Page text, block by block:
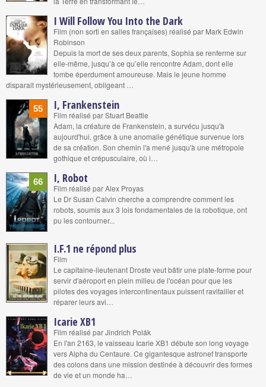
I Will Follow You Into the Dark
Film (non sorti en salles françaises) réalisé par Mark Edwin
Robinson
Depuis la mort de ses deux parents, Sophia se renferme sur
elle-même, jusqu’à ce qu’elle rencontre Adam, dont elle
tombe éperdument amoureuse. Mais le jeune homme
disparait mystérieusement, obligeant …
55 I, Frankenstein
Film réalisé par Stuart Beattie
Adam, la créature de Frankenstein, a survécu jusqu'à
aujourd'hui, grâce à une anomalie génétique survenue lors
de sa création. Son chemin l'a mené jusqu'à une métropole
gothique et crépusculaire, où i…
66 I, Robot
Film réalisé par Alex Proyas
Le Dr Susan Calvin cherche a comprendre comment les
robots, soumis aux 3 lois fondamentales de la robotique, ont
pu les contourner...
I.F.1 ne répond plus
Film
Le capitaine-lieutenant Droste veut bâtir une plate-forme pour
servir d'aéroport en plein milieu de l'océan pour que les
pilotes des voyages intercontinentaux puissent ravitailler et
réparer leurs avi…
Icarie XB1
Film réalisé par Jindrich Polák
En l'an 2163, le vaisseau Icarie XB1 débute son long voyage
vers Alpha du Centaure. Ce gigantesque astronef transporte
des colons dans une mission destinée à découvrir des formes
de vie et un monde ha…